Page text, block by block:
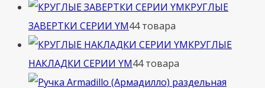
КРУГЛЫЕ
ЗАВЕРТКИ СЕРИИ YM44 товара
КРУГЛЫЕ
НАКЛАДКИ СЕРИИ YM44 товара